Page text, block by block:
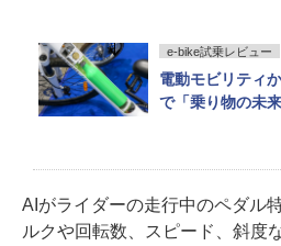
e-bike試乗レビュー
電動モビリティ
で「乗り物の未
AIがライダーの走行中のペダル
ルクや回転数、スピード、斜度